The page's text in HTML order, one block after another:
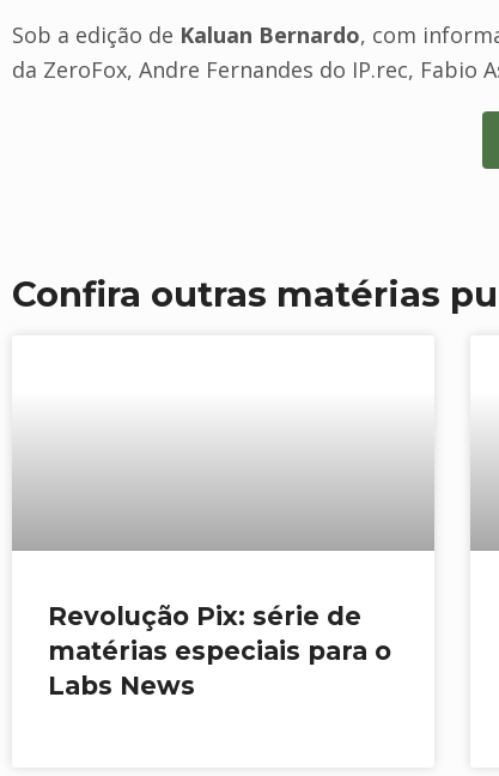
Sob a edição de Kaluan Bernardo, com
da ZeroFox, Andre Fernandes do IP.rec, Fabio
Confira outras matérias
Revolução Pix: série de
matérias especiais para o
Labs News